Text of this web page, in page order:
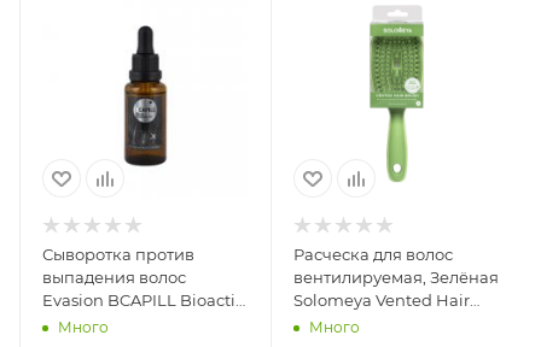
Сыворотка против
выпадения волос
Evasion BCAPILL Bioactiv
Complex for Hair, 30 мл
Много
Расческа для волос
вентилируемая, Зелёная
Solomeya Vented Hair
Brush, Green, 1 шт
Много